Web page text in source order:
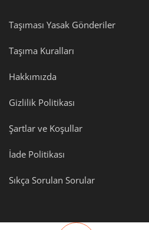
Taşıması Yasak Gönderiler
Taşıma Kuralları
Hakkımızda
Gizlilik Politikası
Şartlar ve Koşullar
İade Politikası
Sıkça Sorulan Sorular